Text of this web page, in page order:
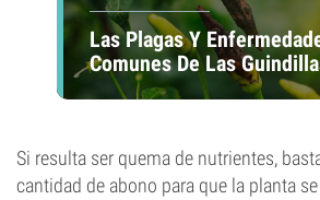
Las Plagas Y
Comunes De Las
Si resulta ser quema de nutrientes,
cantidad de abono para que la planta